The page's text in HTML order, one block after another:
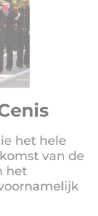
het hele
van de
het